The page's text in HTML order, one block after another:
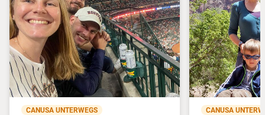
CANUSA UNTERWEGS CANUSA